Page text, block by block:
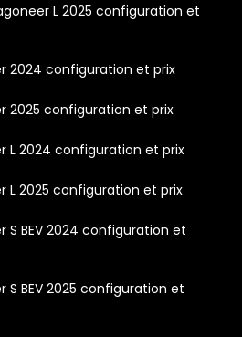
L 2025 configuration et
2024 configuration et prix
2025 configuration et prix
L 2024 configuration et prix
L 2025 configuration et prix
S BEV 2024 configuration et
S BEV 2025 configuration et